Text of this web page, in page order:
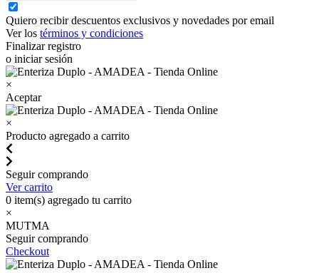
Quiero recibir descuentos exclusivos y novedades por email
Ver los términos y condiciones
Finalizar registro
o iniciar sesión
×
Aceptar
×
Producto agregado a carrito
Seguir comprando
Ver carrito
0 item(s) agregado tu carrito
×
MUTMA
Seguir comprando
Checkout